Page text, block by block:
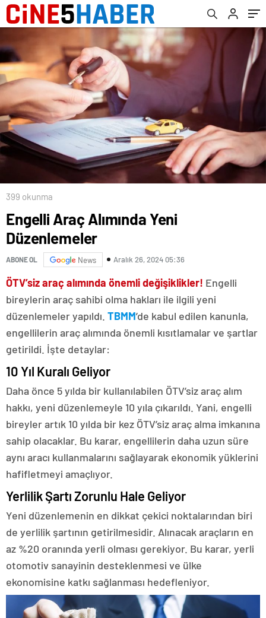
399 okunma
Engelli Araç Alımında Yeni
Düzenlemeler
ABONE OL News Aralık 26, 2024 05:36
ÖTV’siz araç alımında önemli değişiklikler! Engelli
bireylerin araç sahibi olma hakları ile ilgili yeni
düzenlemeler yapıldı. TBMM’de kabul edilen kanunla,
engellilerin araç alımında önemli kısıtlamalar ve şartlar
getirildi. İşte detaylar:
10 Yıl Kuralı Geliyor
Daha önce 5 yılda bir kullanılabilen ÖTV’siz araç alım
hakkı, yeni düzenlemeyle 10 yıla çıkarıldı. Yani, engelli
bireyler artık 10 yılda bir kez ÖTV’siz araç alma imkanına
sahip olacaklar. Bu karar, engellilerin daha uzun süre
aynı aracı kullanmalarını sağlayarak ekonomik yüklerini
hafifletmeyi amaçlıyor.
Yerlilik Şartı Zorunlu Hale Geliyor
Yeni düzenlemenin en dikkat çekici noktalarından biri
de yerlilik şartının getirilmesidir. Alınacak araçların en
az %20 oranında yerli olması gerekiyor. Bu karar, yerli
otomotiv sanayinin desteklenmesi ve ülke
ekonomisine katkı sağlanması hedefleniyor.